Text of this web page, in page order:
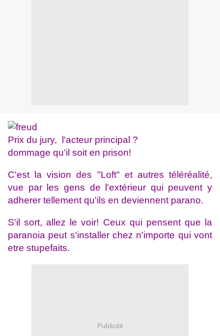
Prix du jury, l'acteur principal ?
dommage qu'il soit en prison!
C'est la vision des "Loft" et autres téléréalité,
vue par les gens de l'extérieur qui peuvent y
adherer tellement qu'ils en deviennent parano.
S'il sort, allez le voir! Ceux qui pensent que la
paranoia peut s'installer chez n'importe qui vont
etre stupefaits.
Publicité